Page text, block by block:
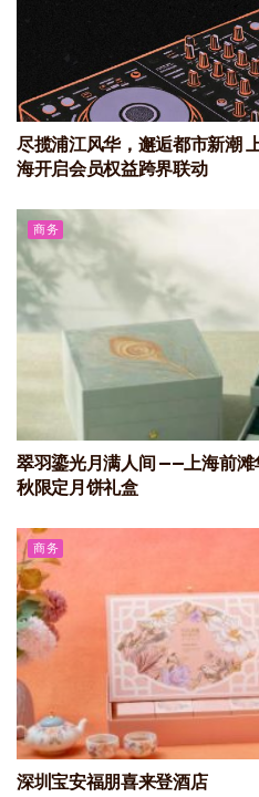
尽揽浦江风华，邂逅都市新潮
海开启会员权益跨界联动
商务
翠羽鎏光月满人间 ——上海前
秋限定月饼礼盒
商务
深圳宝安福朋喜来登酒店